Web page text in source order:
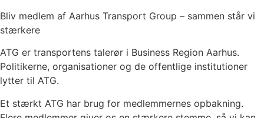
Bliv medlem af Aarhus Transport Group – sammen står vi
stærkere
ATG er transportens talerør i Business Region Aarhus.
Politikerne, organisationer og de offentlige institutioner
lytter til ATG.
Et stærkt ATG har brug for medlemmernes opbakning.